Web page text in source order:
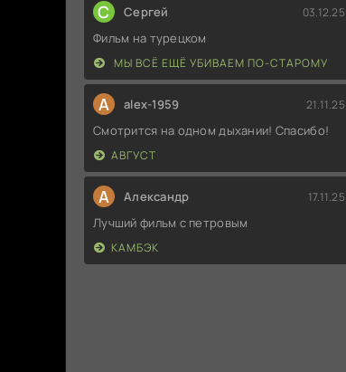
С Сергей 03.12.25
Фильм на турецком
МЫ ВСЁ ЕЩЁ УБИВАЕМ ПО-СТАРОМУ
A alex-1959 21.11.25
Смотрится на одном дыхании! Спасибо!
АВГУСТ
А Александр 17.11.25
Лучший фильм с петровым
КАМБЭК